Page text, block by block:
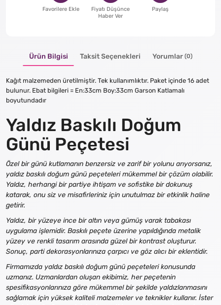
Favorilere Ekle
Fiyatı Düşünce
Haber Ver
Paylaş
Ürün Bilgisi Taksit Seçenekleri Yorumlar (0)
Kağıt malzemeden üretilmiştir. Tek kullanımlıktır. Paket içinde 16 adet
bulunur. Ebat bilgileri = En:33cm Boy:33cm Garson Katlamalı
boyutundadır
Yaldız Baskılı Doğum
Günü Peçetesi
Özel bir günü kutlamanın benzersiz ve zarif bir yolunu arıyorsanız,
yaldız baskılı doğum günü peçeteleri mükemmel bir çözüm olabilir.
Yaldız, herhangi bir partiye ihtişam ve sofistike bir dokunuş
katarak, onu siz ve misafirleriniz için unutulmaz bir etkinlik haline
getirir.
Yaldız, bir yüzeye ince bir altın veya gümüş varak tabakası
uygulama işlemidir. Baskılı peçete üzerine yapıldığında metalik
yüzey ve renkli tasarım arasında güzel bir kontrast oluşturur.
Sonuç, parti dekorasyonlarınıza çarpıcı ve göz alıcı bir eklentidir.
Firmamızda yaldız baskılı doğum günü peçeteleri konusunda
uzmanız. Uzmanlardan oluşan ekibimiz, her peçetenin
spesifikasyonlarınıza göre mükemmel bir şekilde yaldızlanmasını
sağlamak için yüksek kaliteli malzemeler ve teknikler kullanır. İster